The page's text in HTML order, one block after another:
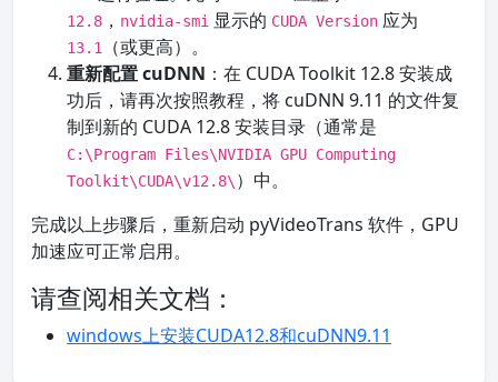
12.8 ， nvidia-smi 显示的 CUDA Version 应为
13.1
（或更高）。
重新配置 cuDNN ：在 CUDA Toolkit 12.8 安装成
功后，请再次按照教程，将 cuDNN 9.11 的文件复
制到新的 CUDA 12.8 安装目录（通常是
C:\Program Files\NVIDIA GPU Computing
Toolkit\CUDA\v12.8\ ）中。
完成以上步骤后，重新启动 pyVideoTrans 软件，GPU
加速应可正常启用。
请查阅相关文档：
windows上安装CUDA12.8和cuDNN9.11